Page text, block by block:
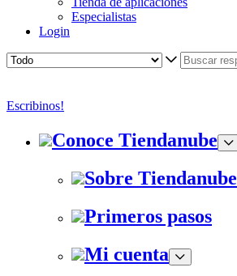
Especialistas
Login
Escribinos!
Conoce Tiendanube
Sobre Tiendanube
Primeros pasos
Mi cuenta